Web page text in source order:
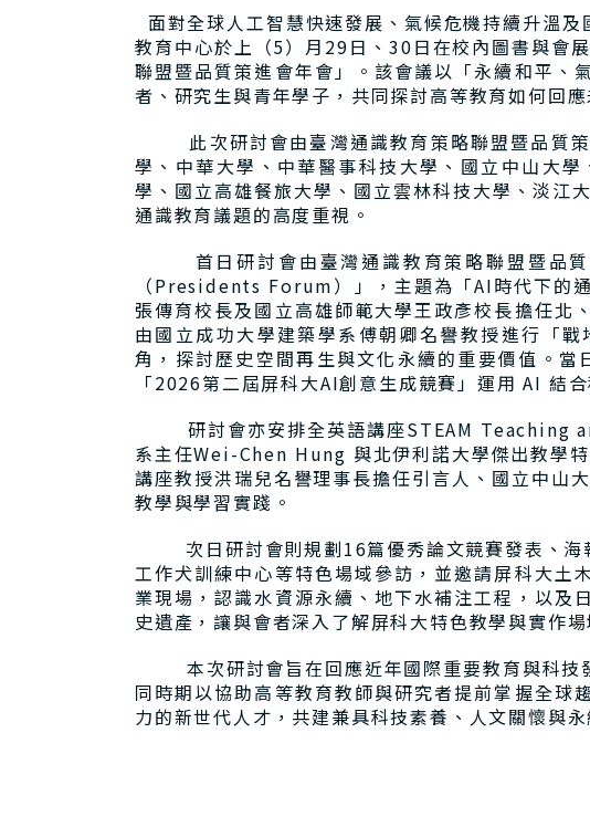
面對全球人工智慧快速發展、氣候危機持續升溫
教育中心於上（5）月29日、30日在校內圖書與會
聯盟暨品質策進會年會」。該會議以「永續和平、
者、研究生與青年學子，共同探討高等教育如何回
此次研討會由臺灣通識教育策略聯盟暨品質策
學、中華大學、中華醫事科技大學、國立中山大
學、國立高雄餐旅大學、國立雲林科技大學、淡江
通識教育議題的高度重視。
首日研討會由臺灣通識教育策略聯盟暨品質
（Presidents Forum）」，主題為「AI時代下的
張傳育校長及國立高雄師範大學王政彥校長擔任北
由國立成功大學建築學系傅朝卿名譽教授進行「
角，探討歷史空間再生與文化永續的重要價值。
「2026第二屆屏科大AI創意生成競賽」運用 AI 結
研討會亦安排全英語講座STEAM Teaching
系主任Wei-Chen Hung 與北伊利諾大學傑出教學
講座教授洪瑞兒名譽理事長擔任引言人、國立中山
教學與學習實踐。
次日研討會則規劃16篇優秀論文競賽發表、海
工作犬訓練中心等特色場域參訪，並邀請屏科大土
業現場，認識水資源永續、地下水補注工程，以及
史遺產，讓與會者深入了解屏科大特色教學與實作
本次研討會旨在回應近年國際重要教育與科技發
同時期以協助高等教育教師與研究者提前掌握全球
力的新世代人才，共建兼具科技素養、人文關懷與